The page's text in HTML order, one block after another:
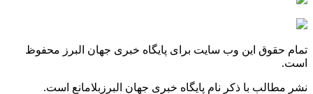
تمام حقوق این وب سایت برای پایگاه خبری جهان البرز محفوظ
است.
نشر مطالب با ذکر نام پایگاه خبری جهان البرزبلامانع است.